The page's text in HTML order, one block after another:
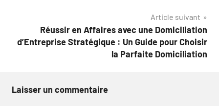
Article suivant
Réussir en Affaires avec une Domiciliation
d’Entreprise Stratégique : Un Guide pour Choisir
la Parfaite Domiciliation
Laisser un commentaire